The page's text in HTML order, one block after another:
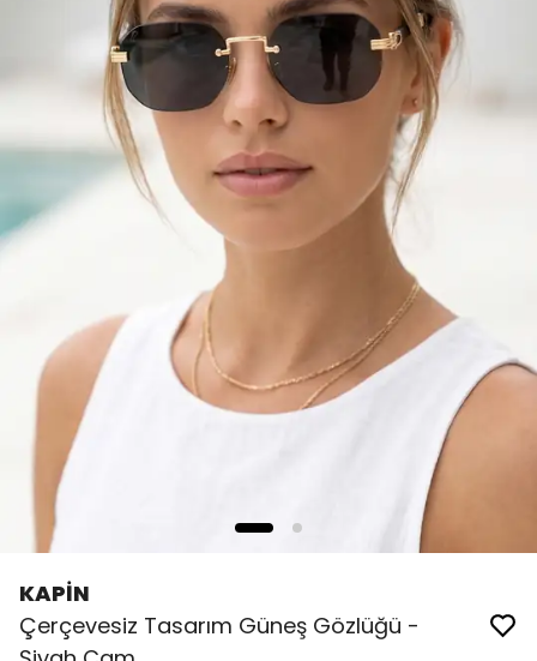
KAPİN
Çerçevesiz Tasarım Güneş Gözlüğü -